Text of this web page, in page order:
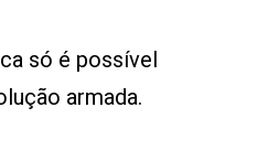
só é possível
armada.